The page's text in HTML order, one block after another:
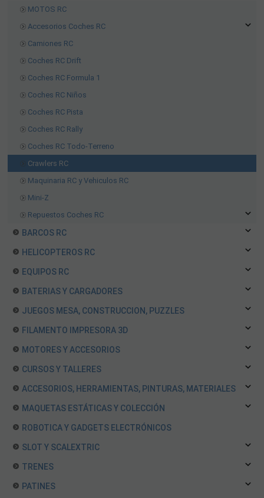
MOTOS RC
Accesorios Coches RC
Camiones RC
Coches RC Drift
Coches RC Formula 1
Coches RC Niños
Coches RC Pista
Coches RC Rally
Coches RC Todo-Terreno
Crawlers RC
Maquinaria RC y Vehiculos RC
Mini-Z
Repuestos Coches RC
BARCOS RC
HELICOPTEROS RC
EQUIPOS RC
BATERIAS Y CARGADORES
JUEGOS MESA, CONSTRUCCION, PUZZLES
FILAMENTO IMPRESORA 3D
MOTORES Y ACCESORIOS
CURSOS Y TALLERES
ACCESORIOS, HERRAMIENTAS, PINTURAS, MATERIALES
MAQUETAS ESTÁTICAS Y COLECCIÓN
ROBOTICA Y GADGETS ELECTRÓNICOS
SLOT Y SCALEXTRIC
TRENES
PATINES